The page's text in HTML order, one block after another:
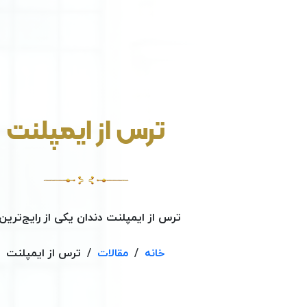
ترس از ایمپلنت
ترس از ایمپلنت دندان یکی از
خانه / مقالات / ترس از ایمپلنت